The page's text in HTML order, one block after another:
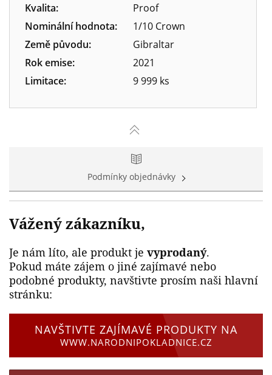
Kvalita:
Proof
Nominální hodnota:
1/10 Crown
Země původu:
Gibraltar
Rok emise:
2021
Limitace:
9 999 ks
Podmínky objednávky
Vážený zákazníku,
Je nám líto, ale produkt je vyprodaný.
Pokud máte zájem o jiné zajímavé nebo
podobné produkty, navštivte prosím naši hlavní
stránku:
NAVŠTIVTE ZAJÍMAVÉ PRODUKTY NA
WWW.NARODNIPOKLADNICE.CZ